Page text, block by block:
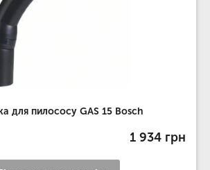
для пилососу GAS 15 Bosch
1 934 грн